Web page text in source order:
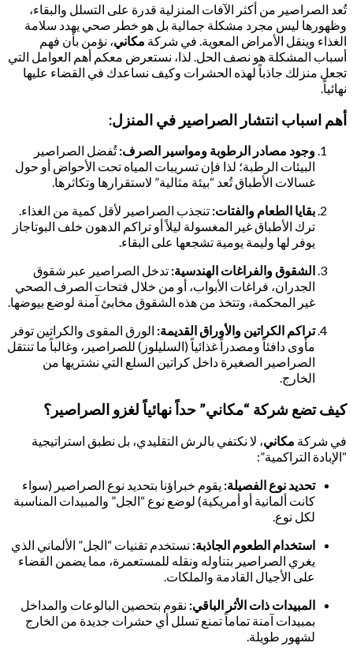
تُعد الصراصير من أكثر الآفات المنزلية قدرة على التسلل والبقاء،
وظهورها ليس مجرد مشكلة جمالية بل هو خطر صحي يهدد سلامة
الغذاء وينقل الأمراض المعوية. في شركة مكاني، نؤمن بأن فهم
أسباب المشكلة هو نصف الحل. لذا، نستعرض معكم أهم العوامل التي
تجعل منزلك جاذباً لهذه الحشرات وكيف نساعدك في القضاء عليها
نهائياً.
أهم اسباب انتشار الصراصير في المنزل:
وجود مصادر الرطوبة ومواسير الصرف:تُفضل الصراصير
البيئات الرطبة؛ لذا فإن تسريبات المياه تحت الأحواض أو حول
غسالات الأطباق تُعد “بيئة مثالية” لاستقرارها وتكاثرها.
بقايا الطعام والفتات: تنجذب الصراصير لأقل كمية من الغذاء.
ترك الأطباق غير المغسولة ليلاً أو تراكم الدهون خلف البوتاجاز
يوفر لها وليمة يومية تشجعها على البقاء.
الشقوق والفراغات الهندسية: تدخل الصراصير عبر شقوق
الجدران، فراغات الأبواب، أو من خلال فتحات الصرف الصحي
غير المحكمة، وتتخذ من هذه الشقوق مخابئ آمنة لوضع بيوضها.
تراكم الكراتين والأوراق القديمة: الورق المقوى والكراتين توفر
مأوى دافئاً ومصدراً غذائياً (السليلوز) للصراصير، وغالباً ما تنتقل
الصراصير الصغيرة داخل كراتين السلع التي نشتريها من
الخارج.
كيف تضع شركة “مكاني” حداً نهائياً لغزو الصراصير؟
في شركة مكاني، لا نكتفي بالرش التقليدي، بل نطبق استراتيجية
“الإبادة التراكمية”:
تحديد نوع الفصيلة: يقوم خبراؤنا بتحديد نوع الصراصير (سواء
كانت ألمانية أو أمريكية) لوضع نوع “الجل” والمبيدات المناسبة
لكل نوع.
استخدام الطعوم الجاذبة: نستخدم تقنيات “الجل” الألماني الذي
يغري الصراصير بتناوله ونقله للمستعمرة، مما يضمن القضاء
على الأجيال القادمة والملكات.
المبيدات ذات الأثر الباقي: نقوم بتحصين البالوعات والمداخل
بمبيدات آمنة تماماً تمنع تسلل أي حشرات جديدة من الخارج
لشهور طويلة.